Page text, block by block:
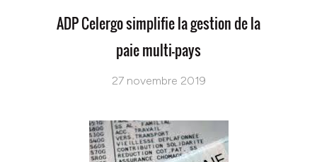
ADP Celergo simplifie la gestion de la
paie multi-pays
27 novembre 2019